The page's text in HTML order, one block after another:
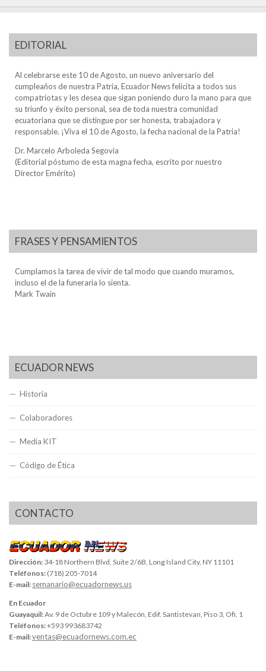
EDITORIAL
Al celebrarse este 10 de Agosto, un nuevo aniversario del
cumpleaños de nuestra Patria, Ecuador News felicita a todos sus
compatriotas y les desea que sigan poniendo duro la mano para que
su triunfo y éxito personal, sea de toda nuestra comunidad
ecuatoriana que se distingue por ser honesta, trabajadora y
responsable. ¡Viva el 10 de Agosto, la fecha nacional de la Patria!
Dr. Marcelo Arboleda Segovia
(Editorial póstumo de esta magna fecha, escrito por nuestro
Director Emérito)
FRASES Y PENSAMIENTOS
Cumplamos la tarea de vivir de tal modo que cuando muramos,
incluso el de la funeraria lo sienta.
Mark Twain
ECUADOR NEWS
Historia
Colaboradores
Media KIT
Código de Ética
CONTACTO
Dirección: 34-18 Northern Blvd, Suite 2/6B, Long Island City, NY 11101
Teléfonos: (718) 205-7014
E-mail: semanario@ecuadornews.us
En Ecuador
Guayaquil:Av. 9 de Octubre 109 y Malecón, Edif. Santistevan, Piso 3, Ofi. 1
Teléfonos:+593 993683742
E-mail:ventas@ecuadornews.com.ec